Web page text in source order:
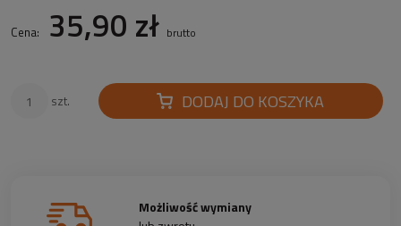
Cena: 35,90 zł brutto
szt. DODAJ DO KOSZYKA
Możliwość wymiany